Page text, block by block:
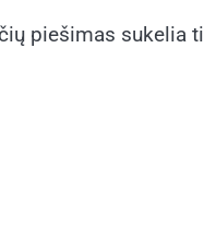
piešimas sukelia